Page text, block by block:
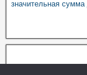
значительная